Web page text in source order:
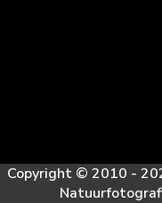
Copyright © 2010 -